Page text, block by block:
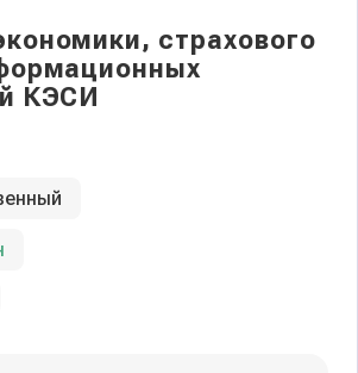
страхового
КЭСИ